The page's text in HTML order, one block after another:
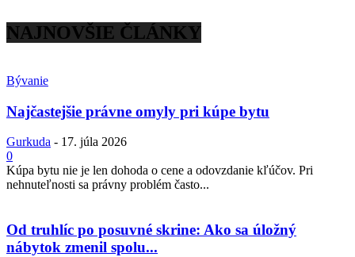
NAJNOVŠIE ČLÁNKY
Bývanie
Najčastejšie právne omyly pri kúpe bytu
Gurkuda - 17. júla 2026
0
Kúpa bytu nie je len dohoda o cene a odovzdanie kľúčov. Pri
nehnuteľnosti sa právny problém často...
Od truhlíc po posuvné skrine: Ako sa úložný
nábytok zmenil spolu...